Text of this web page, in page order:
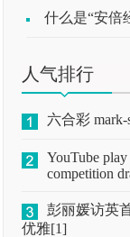
什么是“安倍
人气排行
六合彩 mark-
YouTube
competition
彭丽媛访英
优雅[1]